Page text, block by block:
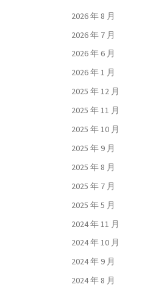
2026 年 8 月
2026 年 7 月
2026 年 6 月
2026 年 1 月
2025 年 12 月
2025 年 11 月
2025 年 10 月
2025 年 9 月
2025 年 8 月
2025 年 7 月
2025 年 5 月
2024 年 11 月
2024 年 10 月
2024 年 9 月
2024 年 8 月